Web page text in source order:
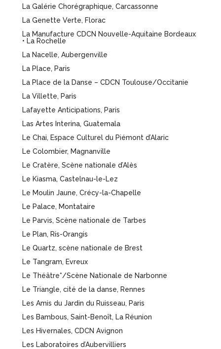
La Galérie Chorégraphique, Carcassonne
La Genette Verte, Florac
La Manufacture CDCN Nouvelle-Aquitaine Bordeaux
‎• La Rochelle
La Nacelle, Aubergenville
La Place, Paris
La Place de la Danse – CDCN Toulouse/Occitanie
La Villette, Paris
Lafayette Anticipations, Paris
Las Artes Interina, Guatemala
Le Chai, Espace Culturel du Piémont d’Alaric
Le Colombier, Magnanville
Le Cratère, Scène nationale d’Alès
Le Kiasma, Castelnau-le-Lez
Le Moulin Jaune, Crécy-la-Chapelle
Le Palace, Montataire
Le Parvis, Scène nationale de Tarbes
Le Plan, Ris-Orangis
Le Quartz, scène nationale de Brest
Le Tangram, Evreux
Le Théâtre*/Scène Nationale de Narbonne
Le Triangle, cité de la danse, Rennes
Les Amis du Jardin du Ruisseau, Paris
Les Bambous, Saint-Benoît, La Réunion
Les Hivernales, CDCN Avignon
Les Laboratoires d’Aubervilliers